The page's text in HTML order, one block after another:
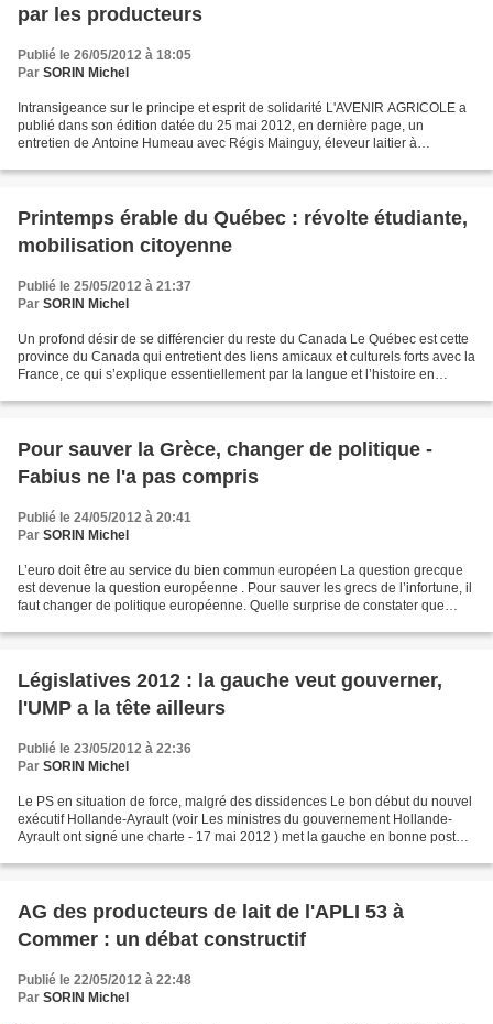
par les producteurs
Publié le 26/05/2012 à 18:05
Par SORIN Michel
Intransigeance sur le principe et esprit de solidarité L'AVENIR AGRICOLE a
publié dans son édition datée du 25 mai 2012, en dernière page, un
entretien de Antoine Humeau avec Régis Mainguy, éleveur laitier à
Printemps érable du Québec : révolte étudiante,
mobilisation citoyenne
Publié le 25/05/2012 à 21:37
Par SORIN Michel
Un profond désir de se différencier du reste du Canada Le Québec est cette
province du Canada qui entretient des liens amicaux et culturels forts avec la
France, ce qui s’explique essentiellement par la langue et l’histoire en
Pour sauver la Grèce, changer de politique -
Fabius ne l'a pas compris
Publié le 24/05/2012 à 20:41
Par SORIN Michel
L’euro doit être au service du bien commun européen La question grecque
est devenue la question européenne . Pour sauver les grecs de l’infortune, il
faut changer de politique européenne. Quelle surprise de constater que
Législatives 2012 : la gauche veut gouverner,
l'UMP a la tête ailleurs
Publié le 23/05/2012 à 22:36
Par SORIN Michel
Le PS en situation de force, malgré des dissidences Le bon début du nouvel
exécutif Hollande-Ayrault (voir Les ministres du gouvernement Hollande-
Ayrault ont signé une charte - 17 mai 2012 ) met la gauche en bonne posture
AG des producteurs de lait de l'APLI 53 à
Commer : un débat constructif
Publié le 22/05/2012 à 22:48
Par SORIN Michel